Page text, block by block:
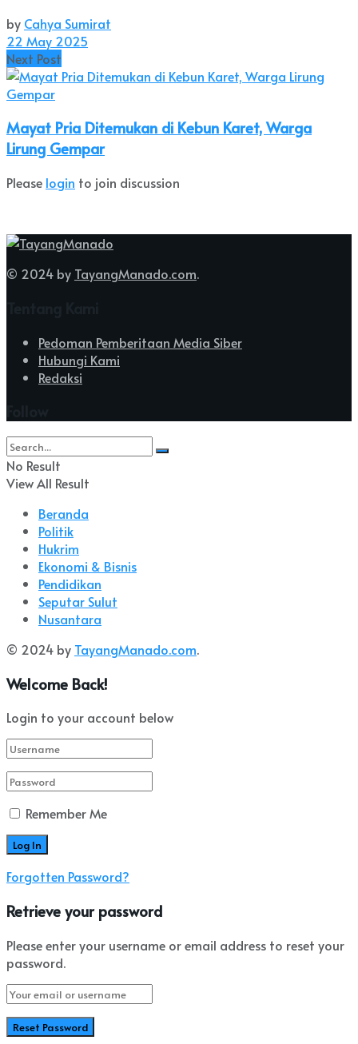
by Cahya Sumirat
22 May 2025
Next Post
Mayat Pria Ditemukan di Kebun Karet, Warga
Lirung Gempar
Please login to join discussion
© 2024 by TayangManado.com.
Pedoman Pemberitaan Media Siber
Hubungi Kami
Redaksi
No Result
View All Result
Beranda
Politik
Hukrim
Ekonomi & Bisnis
Pendidikan
Seputar Sulut
Nusantara
© 2024 by TayangManado.com.
Welcome Back!
Login to your account below
Remember Me
Forgotten Password?
Retrieve your password
Please enter your username or email address to reset your
password.